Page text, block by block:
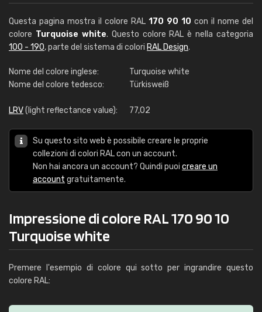
Questa pagina mostra il colore RAL 170 90 10 con il nome del
colore Turquoise white. Questo colore RAL è nella categoria
100 - 190, parte del sistema di colori RAL Design.
Nome del colore inglese:
Turquoise white
Nome del colore tedesco:
Türkisweiß
LRV(light reflectance value): 77,02
Su questo sito web è possibile creare le proprie
collezioni di colori RAL con un account.
Non hai ancora un account? Quindi puoi creare un
account gratuitamente.
Impressione di colore RAL 170 90 10
Turquoise white
Premere l'esempio di colore qui sotto per ingrandire questo
colore RAL: